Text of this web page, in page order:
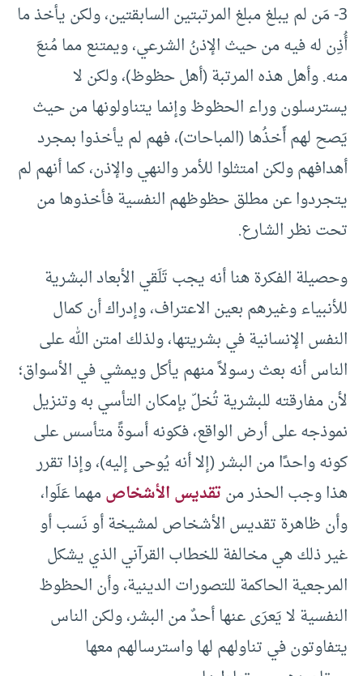
3- مَن لم يبلغ مبلغ المرتبتين السابقتين، ولكن يأخذ ما
أُذِن له فيه من حيث الإذنُ الشرعي، ويمتنع مما مُنعَ
منه. وأهل هذه المرتبة (أهل حظوظ)، ولكن لا
يسترسلون وراء الحظوظ وإنما يتناولونها من حيث
يَصح لهم أَخذُها (المباحات)، فهم لم يأخذوا بمجرد
أهدافهم ولكن امتثلوا للأمر والنهي والإذن، كما أنهم لم
يتجردوا عن مطلق حظوظهم النفسية فأخذوها من
تحت نظر الشارع.
وحصيلة الفكرة هنا أنه يجب تَلَقي الأبعاد البشرية
للأنبياء وغيرهم بعين الاعتراف، وإدراك أن كمال
النفس الإنسانية في بشريتها، ولذلك امتن الله على
الناس أنه بعث رسولاً منهم يأكل ويمشي في الأسواق؛
لأن مفارقته للبشرية تُخلّ بإمكان التأسي به وتنزيل
نموذجه على أرض الواقع، فكونه أسوةً متأسس على
كونه واحدًا من البشر (إلا أنه يُوحى إليه)، وإذا تقرر
هذا وجب الحذر منتقديس الأشخاصمهما عَلَوا،
وأن ظاهرة تقديس الأشخاص لمشيخة أو نَسب أو
غير ذلك هي مخالفة للخطاب القرآني الذي يشكل
المرجعية الحاكمة للتصورات الدينية، وأن الحظوظ
النفسية لا يَعرَى عنها أحدٌ من البشر، ولكن الناس
يتفاوتون في تناولهم لها واسترسالهم معها